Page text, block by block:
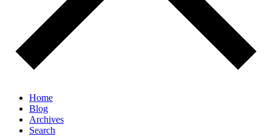
Home
Blog
Archives
Search